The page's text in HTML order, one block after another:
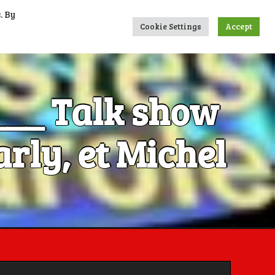
LIENS
Talk show
et Michel
By
Cookie Settings Accept